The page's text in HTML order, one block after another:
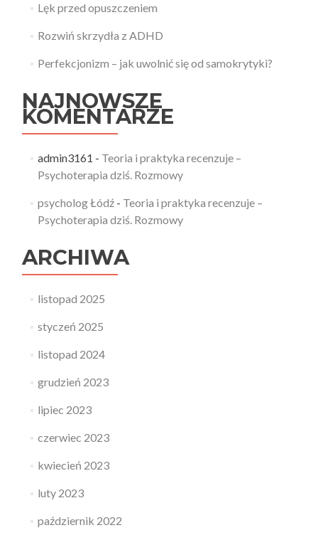
Lęk przed opuszczeniem
Rozwiń skrzydła z ADHD
Perfekcjonizm – jak uwolnić się od samokrytyki?
NAJNOWSZE
KOMENTARZE
admin3161 - Teoria i praktyka recenzuje –
Psychoterapia dziś. Rozmowy
psycholog Łódź- Teoria i praktyka recenzuje –
Psychoterapia dziś. Rozmowy
ARCHIWA
listopad 2025
styczeń 2025
listopad 2024
grudzień 2023
lipiec 2023
czerwiec 2023
kwiecień 2023
luty 2023
październik 2022